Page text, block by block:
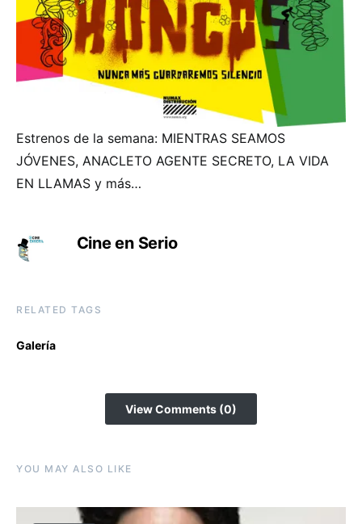
Estrenos de la semana: MIENTRAS SEAMOS
JÓVENES, ANACLETO AGENTE SECRETO, LA VIDA
EN LLAMAS y más…
Cine en Serio
RELATED TAGS
Galería
View Comments (0)
YOU MAY ALSO LIKE